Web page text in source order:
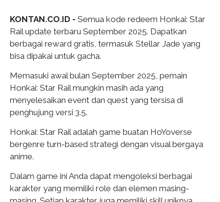
KONTAN.CO.ID - Semua kode redeem Honkai: Star
Rail update terbaru September 2025. Dapatkan
berbagai reward gratis, termasuk Stellar Jade yang
bisa dipakai untuk gacha.
Memasuki awal bulan September 2025, pemain
Honkai: Star Rail mungkin masih ada yang
menyelesaikan event dan quest yang tersisa di
penghujung versi 3.5.
Honkai: Star Rail adalah game buatan HoYoverse
bergenre turn-based strategi dengan visual bergaya
anime.
Dalam game ini Anda dapat mengoleksi berbagai
karakter yang memiliki role dan elemen masing-